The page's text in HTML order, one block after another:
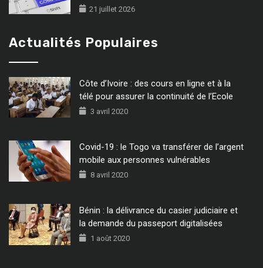
21 juillet 2026
Actualités Populaires
Côte d’Ivoire : des cours en ligne et à la
télé pour assurer la continuité de l’Ecole
3 avril 2020
Covid-19 : le Togo va transférer de l’argent
mobile aux personnes vulnérables
8 avril 2020
Bénin : la délivrance du casier judiciaire et
la demande du passeport digitalisées
1 août 2020